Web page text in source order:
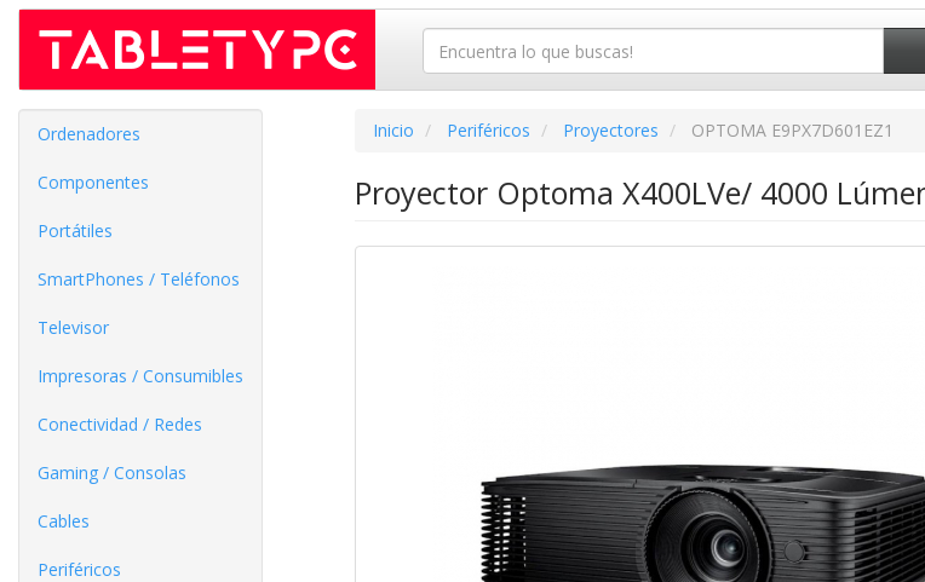
Ordenadores
Componentes
Portátiles
SmartPhones / Teléfonos
Televisor
Impresoras / Consumibles
Conectividad / Redes
Gaming / Consolas
Cables
Periféricos
Inicio Periféricos Proyectores OPTOMA E9PX7D601EZ1
Proyector Optoma X400LVe/ 4000